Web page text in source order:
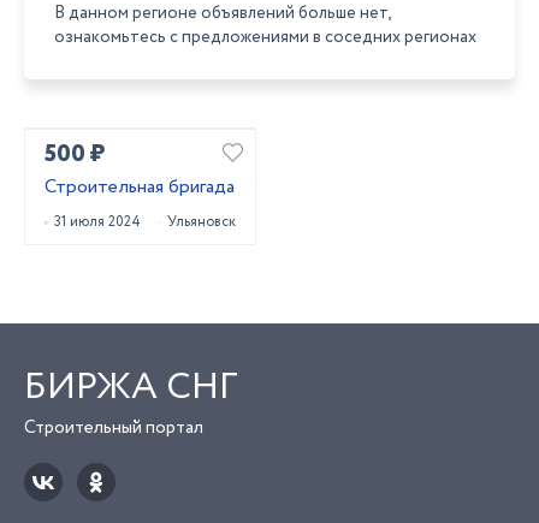
В данном регионе объявлений больше нет,
ознакомьтесь с предложениями в соседних регионах
500 ₽
Строительная бригада
31 июля 2024 Ульяновск
БИРЖА СНГ
Строительный портал